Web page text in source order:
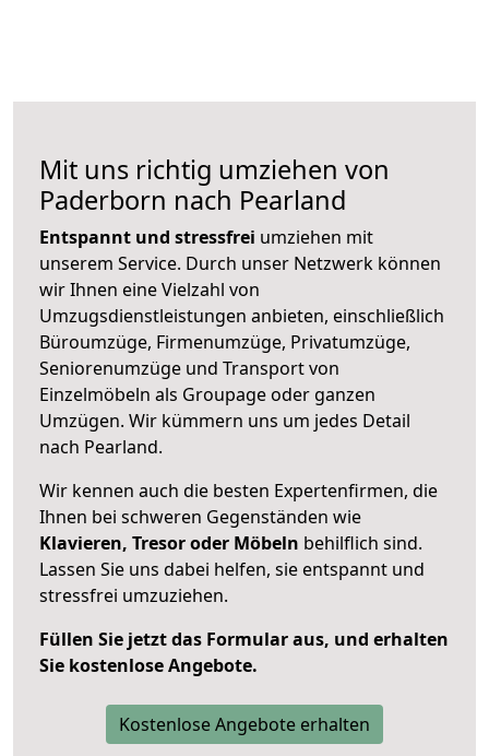
Mit uns richtig umziehen von
Paderborn nach Pearland
Entspannt und stressfrei umziehen mit
unserem Service. Durch unser Netzwerk können
wir Ihnen eine Vielzahl von
Umzugsdienstleistungen anbieten, einschließlich
Büroumzüge, Firmenumzüge, Privatumzüge,
Seniorenumzüge und Transport von
Einzelmöbeln als Groupage oder ganzen
Umzügen. Wir kümmern uns um jedes Detail
nach Pearland.
Wir kennen auch die besten Expertenfirmen, die
Ihnen bei schweren Gegenständen wie
Klavieren, Tresor oder Möbeln behilflich sind.
Lassen Sie uns dabei helfen, sie entspannt und
stressfrei umzuziehen.
Füllen Sie jetzt das Formular aus, und erhalten
Sie kostenlose Angebote.
Kostenlose Angebote erhalten